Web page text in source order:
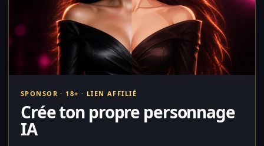
SPONSOR · 18+ · LIEN AFFILIÉ
Crée ton propre personnage
IA